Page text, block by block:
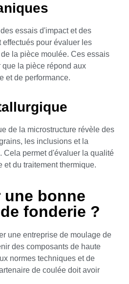
essais d'impact et des
effectués pour évaluer les
la pièce moulée. Ces essais
que la pièce répond aux
et de performance.
de la microstructure révèle des
les inclusions et la
Cela permet d'évaluer la qualité
et du traitement thermique.
bonne
fonderie ?
une entreprise de moulage de
des composants de haute
normes techniques et de
de coulée doit avoir